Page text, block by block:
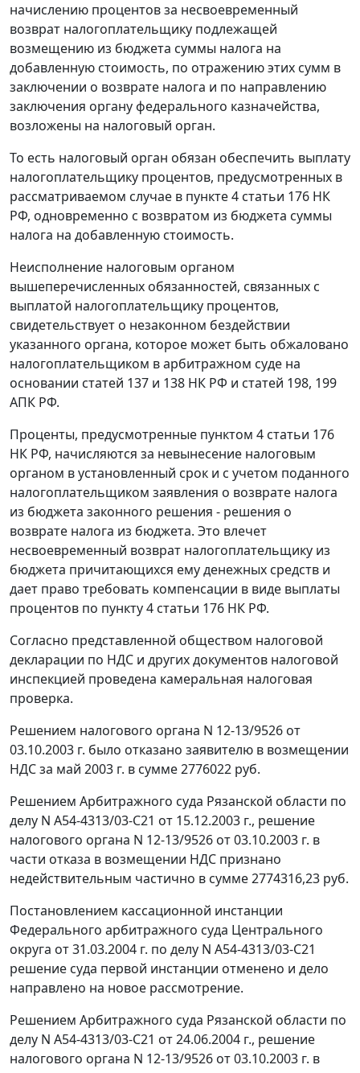
начислению процентов за несвоевременный
возврат налогоплательщику подлежащей
возмещению из бюджета суммы налога на
добавленную стоимость, по отражению этих сумм в
заключении о возврате налога и по направлению
заключения органу федерального казначейства,
возложены на налоговый орган.
То есть налоговый орган обязан обеспечить выплату
налогоплательщику процентов, предусмотренных в
рассматриваемом случае в пункте 4 статьи 176 НК
РФ, одновременно с возвратом из бюджета суммы
налога на добавленную стоимость.
Неисполнение налоговым органом
вышеперечисленных обязанностей, связанных с
выплатой налогоплательщику процентов,
свидетельствует о незаконном бездействии
указанного органа, которое может быть обжаловано
налогоплательщиком в арбитражном суде на
основании статей 137 и 138 НК РФ и статей 198, 199
АПК РФ.
Проценты, предусмотренные пунктом 4 статьи 176
НК РФ, начисляются за невынесение налоговым
органом в установленный срок и с учетом поданного
налогоплательщиком заявления о возврате налога
из бюджета законного решения - решения о
возврате налога из бюджета. Это влечет
несвоевременный возврат налогоплательщику из
бюджета причитающихся ему денежных средств и
дает право требовать компенсации в виде выплаты
процентов по пункту 4 статьи 176 НК РФ.
Согласно представленной обществом налоговой
декларации по НДС и других документов налоговой
инспекцией проведена камеральная налоговая
проверка.
Решением налогового органа N 12-13/9526 от
03.10.2003 г. было отказано заявителю в возмещении
НДС за май 2003 г. в сумме 2776022 руб.
Решением Арбитражного суда Рязанской области по
делу N А54-4313/03-С21 от 15.12.2003 г., решение
налогового органа N 12-13/9526 от 03.10.2003 г. в
части отказа в возмещении НДС признано
недействительным частично в сумме 2774316,23 руб.
Постановлением кассационной инстанции
Федерального арбитражного суда Центрального
округа от 31.03.2004 г. по делу N А54-4313/03-С21
решение суда первой инстанции отменено и дело
направлено на новое рассмотрение.
Решением Арбитражного суда Рязанской области по
делу N А54-4313/03-С21 от 24.06.2004 г., решение
налогового органа N 12-13/9526 от 03.10.2003 г. в